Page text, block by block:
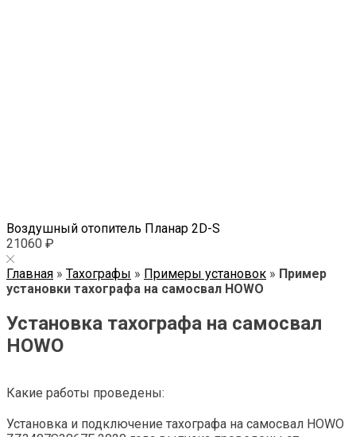
Воздушный отопитель Планар 2D-S
21060 ₽
Главная » Тахографы » Примеры установок » Пример
установки тахографа на самосвал HOWO
Установка тахографа на самосвал
HOWO
Какие работы проведены:
Установка и подключение тахографа на самосвал HOWO